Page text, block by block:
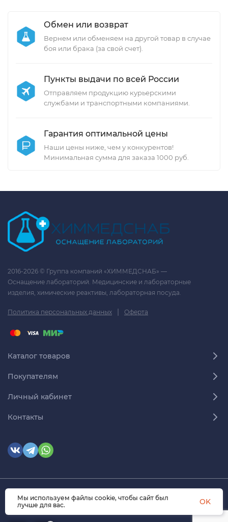
Обмен или возврат
Вернем или обменяем на другой товар в случае
боя или брака (за свой счет).
Пункты выдачи по всей России
Отправляем продукцию курьерскими
службами и транспортными компаниями.
Гарантия оптимальной цены
Наши цены ниже, чем у конкурентов!
Минимальная сумма для заказа 1000 руб.
2016-2026 © Группа компаний «ХИММЕДСНАБ» —
Оснащение лабораторий. Медицинские и лабораторные
изделия, химические реактивы, лабораторная посуда.
Политика персональных данных | Оферта
Каталог товаров
Покупателям
Личный кабинет
Контакты
© 2026 himmedsnab.ru. Все права защищены
Мы используем файлы cookie, чтобы сайт был
лучше для вас.
OK